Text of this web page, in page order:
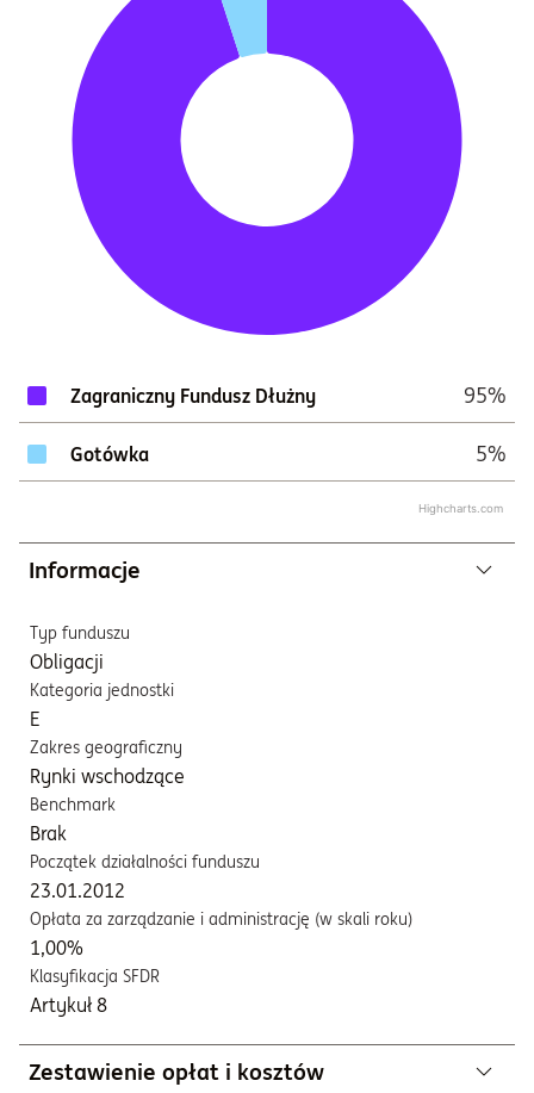
Highcharts.com
Zagraniczny Fundusz Dłużny 95%
Gotówka 5%
Informacje
Typ funduszu
Obligacji
Kategoria jednostki
E
Zakres geograficzny
Rynki wschodzące
Benchmark
Brak
Początek działalności funduszu
23.01.2012
Opłata za zarządzanie i administrację (w skali roku)
1,00%
Klasyfikacja SFDR
Artykuł 8
Zestawienie opłat i kosztów